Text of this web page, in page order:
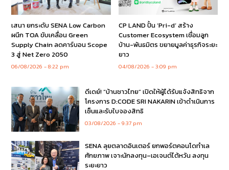
เสนา ยกระดับ SENA Low Carbon
ผนึก TOA ขับเคลื่อน Green
Supply Chain ลดคาร์บอน Scope
3 สู่ Net Zero 2050
06/08/2026 8:22 pm
CP LAND ปั้น ‘Pri-d’ สร้าง
Customer Ecosystem เชื่อมลูก
บ้าน-พันธมิตร ขยายมูลค่าธุรกิจระยะ
ยาว
04/08/2026 3:09 pm
ดีเดย์! “บ้านชาวไทย” เปิดให้ผู้ได้รับแจ้งสิทธิจาก
โครงการ D:CODE SRI NAKARIN เข้าดำเนินการ
เซ็นและรับใบจองสิทธิ
03/08/2026 9:37 pm
SENA ลุยตลาดอินเตอร์ ยกพอร์ตคอนโดทำเล
ศักยภาพ เจาะนักลงทุน–เอเจนต์ไต้หวัน ลงทุน
ระยะยาว